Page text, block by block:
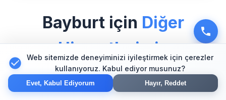
çözümler ve müşteri odaklı
yaklaşımımızla güvenilir partner olarak
hizmet veriyoruz.
Bayburt için Diğer
Hizmetlerimiz
Web sitemizde deneyiminizi iyileştirmek için çerezler
kullanıyoruz. Kabul ediyor musunuz?
Evet, Kabul Ediyorum Hayır, Reddet